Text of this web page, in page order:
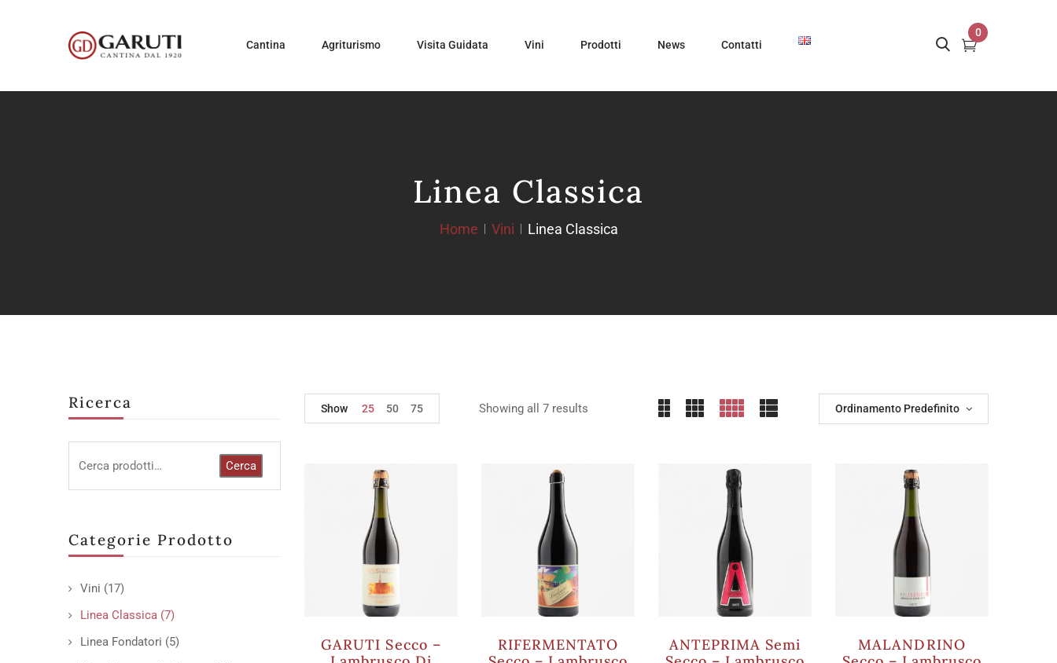
Cantina Agriturismo Visita Guidata Vini Prodotti News Contatti
0
Linea Classica
Home Vini Linea Classica
Ricerca
Cerca
Categorie Prodotto
Vini (17)
Linea Classica (7)
Linea Fondatori (5)
Showing all 7 results Ordinamento Predefinito
Show 25 50 75
GARUTI Secco –
RIFERMENTATO
ANTEPRIMA Semi
MALANDRINO